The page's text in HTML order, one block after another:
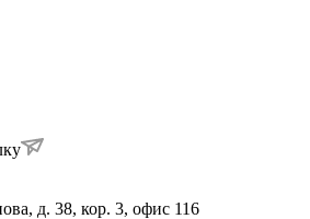
д. 38, кор. 3, офис 116